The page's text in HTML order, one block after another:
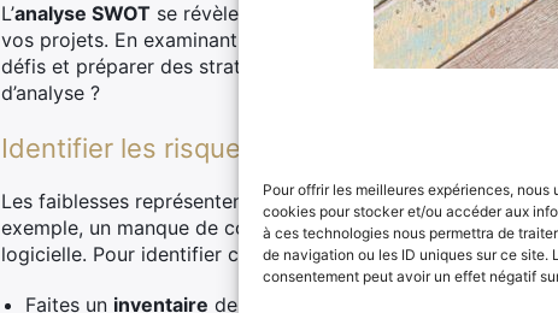
Pour offrir les meilleures expériences,
cookies pour stocker et/ou accéder aux
à ces technologies nous permettra de
de navigation ou les ID uniques sur ce site.
consentement peut avoir un effet négatif
L’analyse SWOT se révèle être un outil puissant pour
vos projets. En examinant minutieusement les forces,
défis et préparer des stratégies efficaces pour y faire face.
d’analyse ?
Identifier les risques internes à partir des
Les faiblesses représentent des vulnérabilités internes qui
exemple, un manque de compétences techniques au sein
logicielle. Pour identifier ces faiblesses :
Faites un inventaire des compétences et ressources